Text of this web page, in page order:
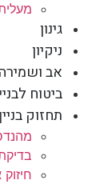
גינון
ניקיון
אב ושמירה
ביטוח
תחזוק בניין
בדיקת